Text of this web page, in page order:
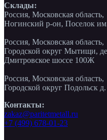
Склады:
Россия, Московская область,
Ногинский р-он, Поселок
Россия, Московская область,
Городской округ Мытищи,
Дмитровское шоссе 100Ж
Россия, Московская область,
Городской округ Подольск
Контакты:
zakaz@paritetmetall.ru
+7 (499) 678-01-23